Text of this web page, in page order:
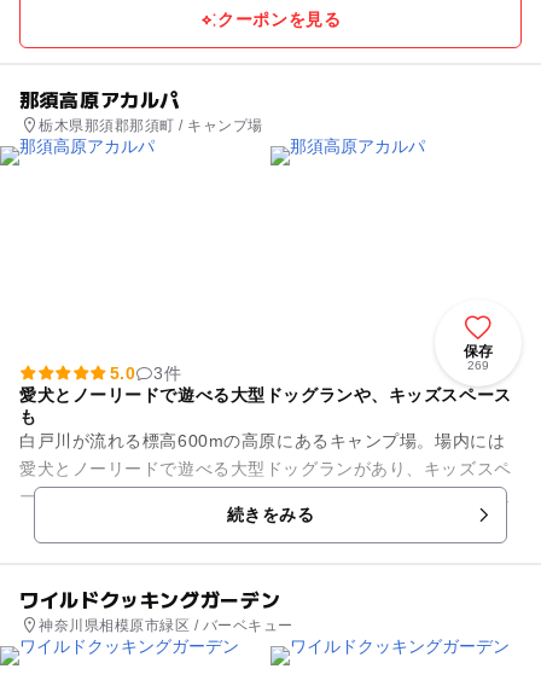
クーポンを見る
那須高原アカルパ
栃木県那須郡那須町 / キャンプ場
保存
269
5.0
3件
愛犬とノーリードで遊べる大型ドッグランや、キッズスペース
も
白戸川が流れる標高600mの高原にあるキャンプ場。場内には
愛犬とノーリードで遊べる大型ドッグランがあり、キッズスペ
ースもあります。窯元での陶芸体験（要予約）もでき、夏はク
ワガタとりやホタルの観賞...続きをみる
ワイルドクッキングガーデン
神奈川県相模原市緑区 / バーベキュー